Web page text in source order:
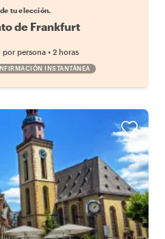
tu elección.
de Frankfurt
por persona • 2 horas
INSTANTÁNEA